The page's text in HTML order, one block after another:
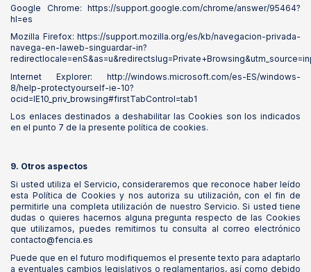
Google Chrome: https://support.google.com/chrome/answer/95464?
hl=es
Mozilla Firefox: https://support.mozilla.org/es/kb/navegacion-privada-
navega-en-laweb-singuardar-in?
Internet Explorer: http://windows.microsoft.com/es-ES/windows-
8/help-protectyourself-ie-10?
ocid=IE10_priv_browsing#firstTabControl=tab1
Los enlaces destinados a deshabilitar las Cookies son los indicados
en el punto 7 de la presente política de cookies.
9. Otros aspectos
Si usted utiliza el Servicio, consideraremos que reconoce haber leído
esta Política de Cookies y nos autoriza su utilización, con el fin de
permitirle una completa utilización de nuestro Servicio. Si usted tiene
dudas o quieres hacernos alguna pregunta respecto de las Cookies
que utilizamos, puedes remitirnos tu consulta al correo electrónico
contacto@fencia.es
Puede que en el futuro modifiquemos el presente texto para adaptarlo
a eventuales cambios legislativos o reglamentarios, así como debido